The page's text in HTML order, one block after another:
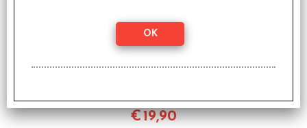
Warhammer 40.000 -
€19,90